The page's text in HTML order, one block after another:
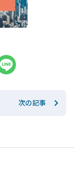
次の記事